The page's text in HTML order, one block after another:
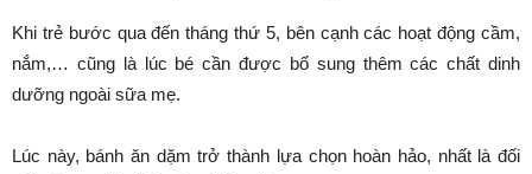
Khi trẻ bước qua đến tháng thứ 5, bên cạnh các hoạt động cầm,
nắm,… cũng là lúc bé cần được bổ sung thêm các chất dinh
dưỡng ngoài sữa mẹ.
Lúc này, bánh ăn dặm trở thành lựa chọn hoàn hảo, nhất là đối